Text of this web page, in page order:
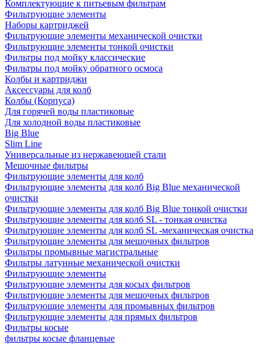
Комплектующие к питьевым фильтрам
Фильтрующие элементы
Наборы картриджей
Фильтрующие элементы механической очистки
Фильтрующие элементы тонкой очистки
Фильтры под мойку классические
Фильтры под мойку обратного осмоса
Колбы и картриджи
Аксессуары для колб
Колбы (Корпуса)
Для горячей воды пластиковые
Для холодной воды пластиковые
Big Blue
Slim Line
Универсальные из нержавеющей стали
Мешочные фильтры
Фильтрующие элементы для колб
Фильтрующие элементы для колб Big Blue механической
очистки
Фильтрующие элементы для колб Big Blue тонкой очистки
Фильтрующие элементы для колб SL - тонкая очистка
Фильтрующие элементы для колб SL -механическая очистка
Фильтрующие элементы для мешочных фильтров
Фильтры промывные магистральные
Фильтры латунные механической очистки
Фильтрующие элементы
Фильтрующие элементы для косых фильтров
Фильтрующие элементы для мешочных фильтров
Фильтрующие элементы для промывных фильтров
Фильтрующие элементы для прямых фильтров
Фильтры косые
фильтры косые фланцевые